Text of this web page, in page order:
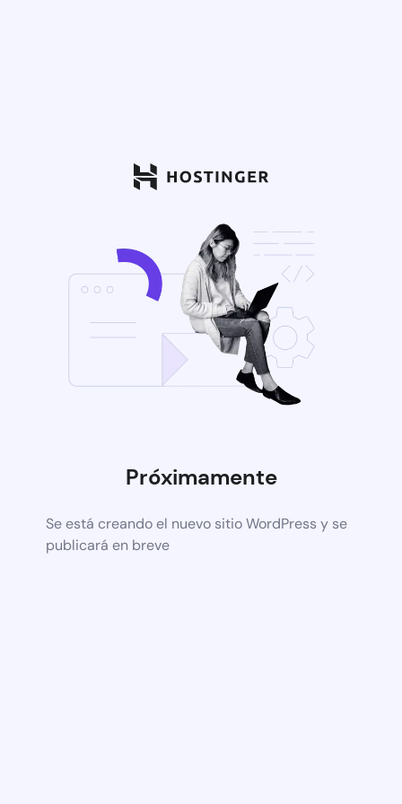
Próximamente
Se está creando el nuevo sitio WordPress y se
publicará en breve